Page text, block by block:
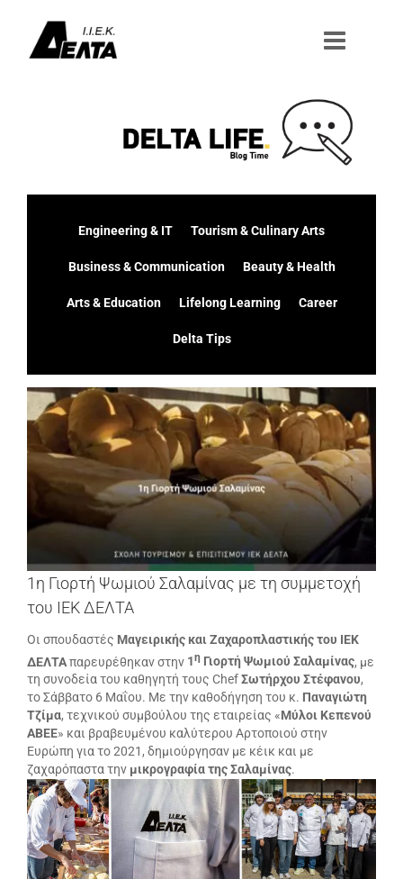
περιεχόμενο
Engineering & IT Tourism & Culinary Arts
Business & Communication Beauty & Health
Arts & Education Lifelong Learning Career
Delta Tips
Προβολή
μεγαλύτερης
εικόνας
1η Γιορτή Ψωμιού Σαλαμίνας με τη συμμετοχή
του ΙΕΚ ΔΕΛΤΑ
Οι σπουδαστές Μαγειρικής και Ζαχαροπλαστικής του ΙΕΚ
ΔΕΛΤΑπαρευρέθηκαν στην 1 η Γιορτή Ψωμιού Σαλαμίνας, με
τη συνοδεία του καθηγητή τους ChefΣωτήρχου Στέφανου,
το Σάββατο 6 Μαΐου. Με την καθοδήγηση του κ. Παναγιώτη
Τζίμα, τεχνικού συμβούλου της εταιρείας «Μύλοι Κεπενού
ΑΒΕΕ» και βραβευμένου καλύτερου Αρτοποιού στην
Ευρώπη για το 2021, δημιούργησαν με κέικ και με
ζαχαρόπαστα την μικρογραφία της Σαλαμίνας.